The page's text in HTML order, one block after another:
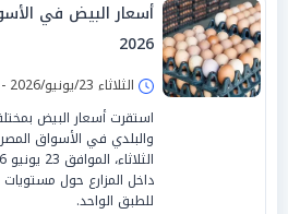
2026
الثلاثاء 23/يونيو/2026 - 10:30 ص
استقرت أسعار البيض
والبلدي في الأسواق
للطبق الواحد.